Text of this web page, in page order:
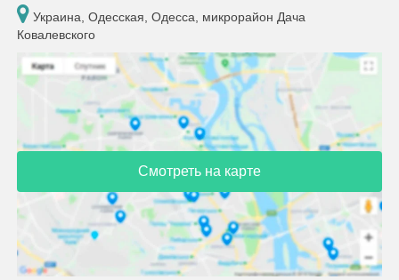
Украина, Одесская, Одесса, микрорайон Дача
Ковалевского
Смотреть на карте